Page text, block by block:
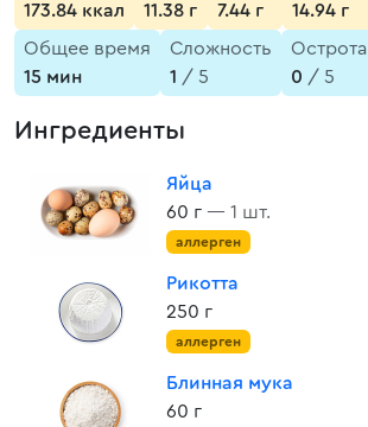
173.84 ккал
11.38 г
7.44 г
14.94 г
Общее время
15 мин
Сложность
1 / 5
Острота
0 / 5
Ингредиенты
Яйца
60 г — 1 шт.
аллерген
Рикотта
250 г
аллерген
Блинная мука
60 г